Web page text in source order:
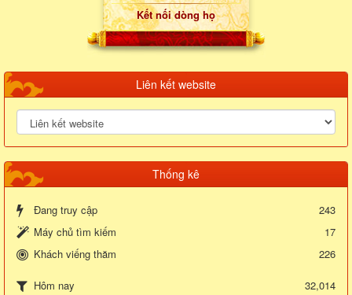
Kết nối dòng họ
Liên kết website
Thống kê
Đang truy cập
243
Máy chủ tìm kiếm
17
Khách viếng thăm
226
Hôm nay
32,014